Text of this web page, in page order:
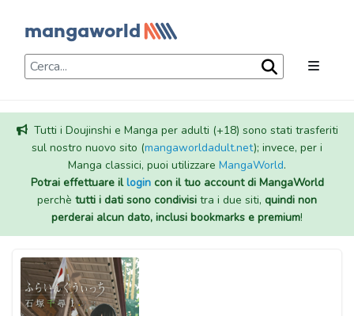
Tutti i Doujinshi e Manga per adulti (+18) sono stati trasferiti
sul nostro nuovo sito (mangaworldadult.net); invece, per i
Manga classici, puoi utilizzare MangaWorld.
Potrai effettuare illogincon il tuo account di MangaWorld
perchè tutti i dati sono condivisi tra i due siti, quindi non
perderai alcun dato, inclusi bookmarks e premium!